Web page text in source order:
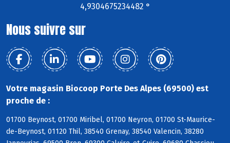
4,9304675234482 °
Nous suivre sur
Votre magasin Biocoop Porte Des Alpes (69500) est
proche de :
01700 Beynost, 01700 Miribel, 01700 Neyron, 01700 St-Maurice-
de-Beynost, 01120 Thil, 38540 Grenay, 38540 Valencin, 38280